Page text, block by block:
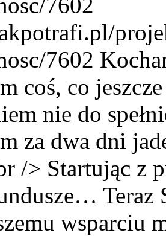
7602
coś, co
nie do
za dwa dni
/> Startując z
Teraz
wsparciu